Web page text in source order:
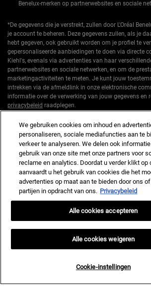
Benelux-merken op partnerwebsites en sociale
*De gegevens die je verstrekt, zullen door L'Oréal
je account te beheren. Deze gegevens zullen, als je
hebt gegeven, ook gebruikt worden om je profiel te
gepersonaliseerde aanbiedingen te doen via directe
Kiehl's, evenals via advertenties van haar
partnerwebsites en sociale netwerken, en om de
marketingactiviteiten te meten. Je kunt jouw
intrekken via de afmeldlink in onze elektronische
informatie over de verwerking van jouw gegevens en
privacybeleid raadplegen.
*Welkomstaanbieding geldig voor een eerste
met andere aanbiedingen of promoties, maar wel
Cadeau bij aankoop » aanbiedingen. Beperkt tot één
klant. Niet geldig op limited editions en bundels.
Deze site wordt beschermd door Cloudflare en het
gebruiksvoorwaarden zijn van
AANMELDEN
We gebruiken cookies om inhoud en
personaliseren, sociale mediafuncties aan te
verkeer te analyseren. We delen ook
gebruik van onze site met onze partners voor
reclame en analytics. Doordat u verder klikt op
aanvaardt u het gebruik van cookies die het
advertenties op maat aan te bieden door ons
partijen in opdracht van ons. Privacybeleid
Cookie-instellingen
Alle cookies weigeren
Alle cookies accepteren